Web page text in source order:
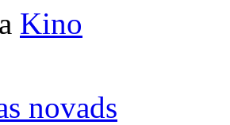
Kino
novads